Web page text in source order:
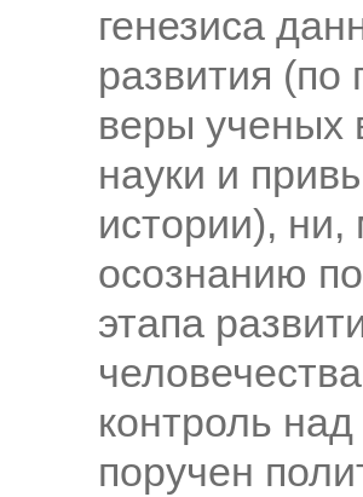
генезиса
развития (по
веры ученых
науки и
истории), ни,
осознанию
этапа
контроль
поручен